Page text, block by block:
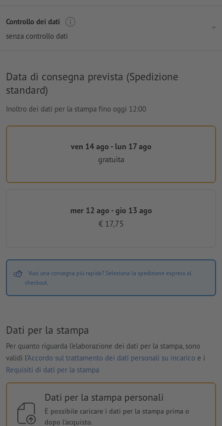
Controllo dei dati
senza controllo dati
Data di consegna prevista (Spedizione
standard)
Inoltro dei dati per la stampa fino oggi 12:00
ven 14 ago - lun 17 ago
gratuita
mer 12 ago - gio 13 ago
€ 17,75
Vuoi una consegna più rapida? Seleziona la spedizione express al
checkout.
Dati per la stampa
Per quanto riguarda l'elaborazione dei dati per la stampa, sono
validi l'Accordo sul trattamento dei dati personali su incarico e i
Requisiti di dati per la stampa
Dati per la stampa personali
È possibile caricare i dati per la stampa prima o
dopo l'acquisto.